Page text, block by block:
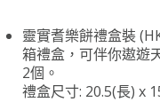
靈實耆樂餅禮盒裝
箱禮盒，可伴你遨遊
2個。
禮盒尺寸: 20.5(長) x